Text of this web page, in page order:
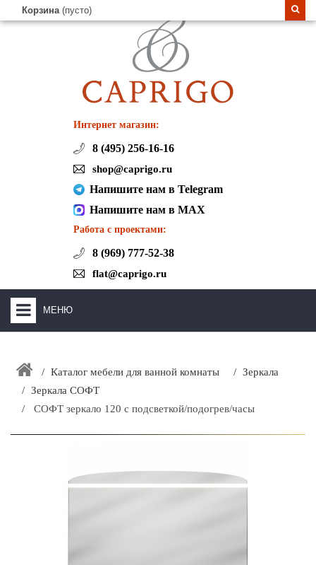
Корзина (пусто)
Интернет магазин:
8 (495) 256-16-16
shop@caprigo.ru
Напишите нам в Telegram
Напишите нам в MAX
Работа с проектами:
8 (969) 777-52-38
flat@caprigo.ru
МЕНЮ
ЗАКАЗАТЬ РАСЧЕТ КУХНИ CAPRIGO
+
ДОСТАВКА И ВОЗВРАТ
Каталог мебели для ванной комнаты
Зеркала
Зеркала СОФТ
СОФТ зеркало 120 с подсветкой/подогрев/часы